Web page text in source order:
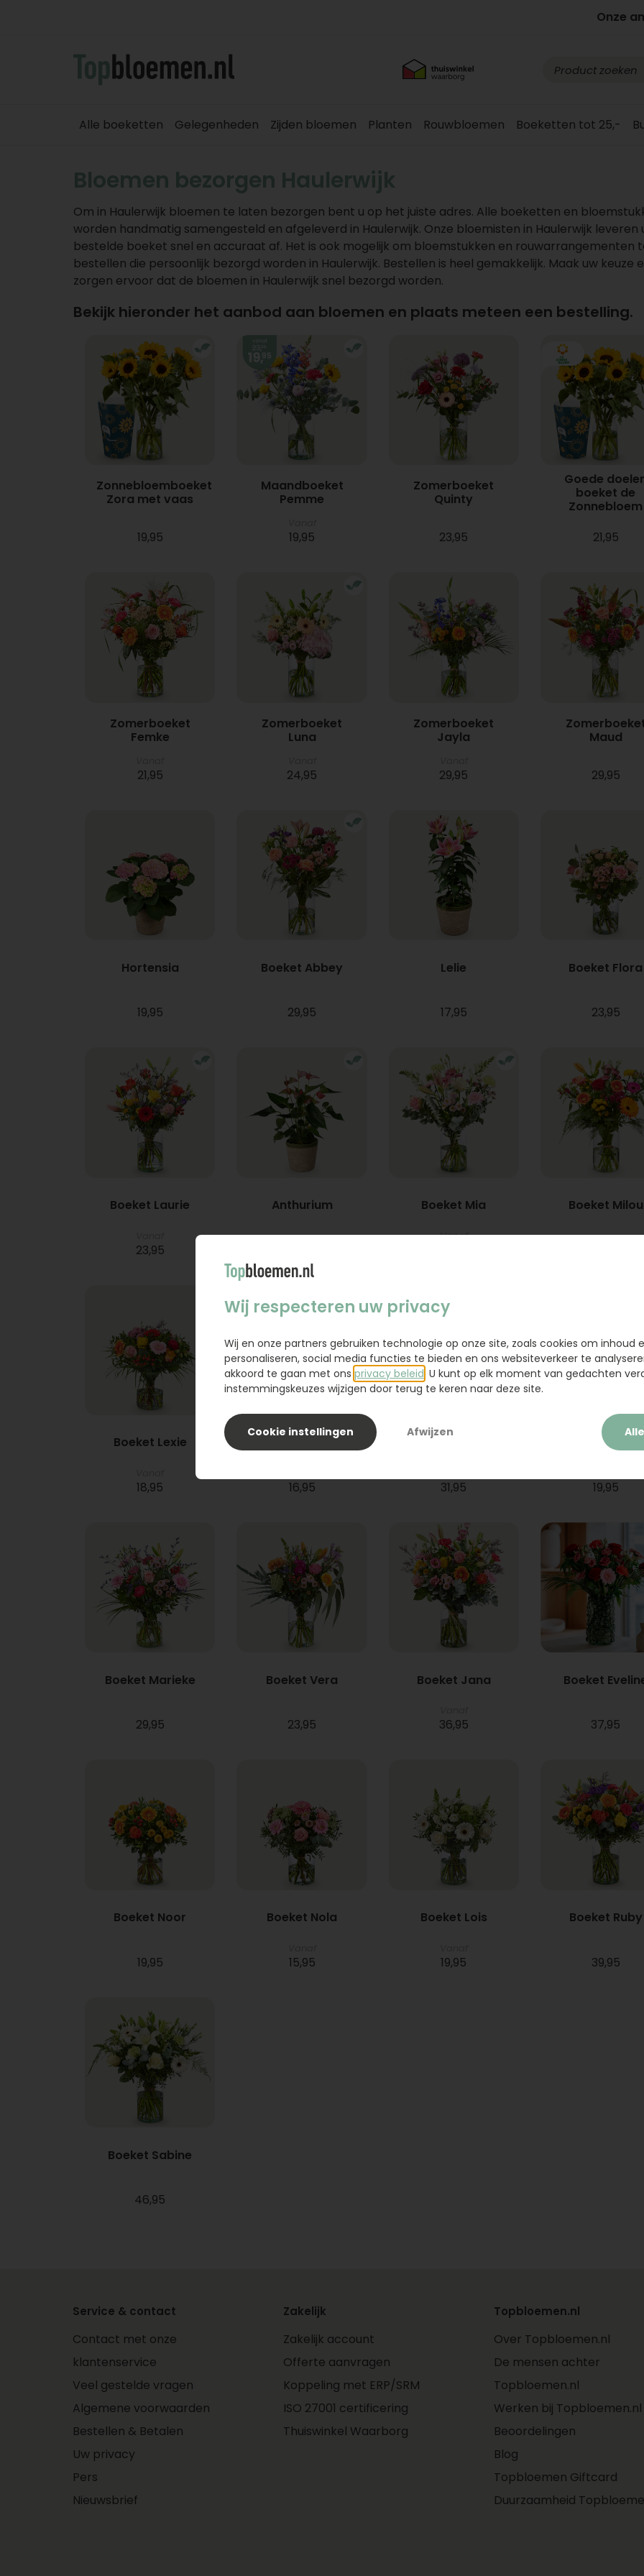
Onze
Alle boeketten Gelegenheden Zijden bloemen Planten Rouwbloemen Boeketten tot 25,-
Bloemen bezorgen Haulerwijk
Om in Haulerwijk bloemen te laten bezorgen bent u op het juiste adres. Alle boeketten en
worden handmatig samengesteld en afgeleverd in Haulerwijk. Onze bloemisten in Haulerwijk leveren
bestelde boeket snel en accuraat af. Het is ook mogelijk om bloemstukken en rouwarrangementen
bestellen die persoonlijk bezorgd worden in Haulerwijk. Bestellen is heel gemakkelijk. Maak uw keuze
zorgen ervoor dat de bloemen in Haulerwijk snel bezorgd worden.
Bekijk hieronder het aanbod aan bloemen en plaats meteen een bestelling.
Zonnebloemboeket
Zora met vaas
19,95
Maandboeket
Pemme
19,95
Zomerboeket
Quinty
23,95
Goede
boeket de
Zonnebloem
21,95
Zomerboeket
Femke
21,95
Zomerboeket
Luna
24,95
Zomerboeket
Jayla
29,95
Maud
29,95
Hortensia
19,95
Boeket Abbey
29,95
Lelie
17,95
Boeket Flora
23,95
Boeket Laurie
23,95
Anthurium Boeket Mia
Vanaf
Boeket Milou
Boeket Lexie
18,95
Phlebodium
16,95
Boeket Raya
31,95
Sanseveria
19,95
Boeket Marieke
29,95
Boeket Vera
23,95
Boeket Jana
36,95
Boeket
37,95
Boeket Noor
19,95
Boeket Nola
15,95
Boeket Lois
19,95
Boeket Ruby
39,95
Boeket Sabine
46,95
Service & contact
Contact met onze
klantenservice
Veel gestelde vragen
Algemene voorwaarden
Bestellen & Betalen
Uw privacy
Pers
Nieuwsbrief
Zakelijk
Zakelijk account
Offerte aanvragen
Koppeling met ERP/SRM
ISO 27001 certificering
Thuiswinkel Waarborg
Topbloemen.nl
Over Topbloemen.nl
De mensen achter
Topbloemen.nl
Werken bij Topbloemen.nl
Beoordelingen
Blog
Topbloemen Giftcard
Duurzaamheid
Wij respecteren uw privacy
Wij en onze partners gebruiken technologie op onze site, zoals cookies om inhoud
personaliseren, social media functies te bieden en ons websiteverkeer te
akkoord te gaan met ons privacy beleid . U kunt op elk moment van gedachten
instemmingskeuzes wijzigen door terug te keren naar deze site.
Cookie instellingen Afwijzen